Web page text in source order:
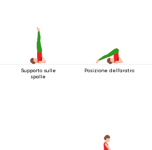
Supporto sulle
spalle
Posizione dell'aratro